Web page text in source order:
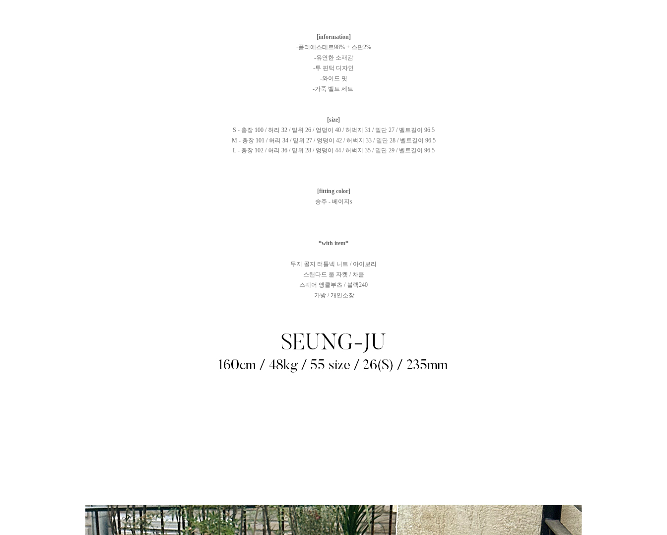
[information]
-폴리에스테르98% + 스판2%
-유연한 소재감
-투 핀턱 디자인
-와이드 핏
-가죽 벨트 세트
[size]
S - 총장 100 / 허리 32 / 밑위 26 / 엉덩이 40 / 허벅지 31 / 밑단 27 / 벨트길이 96.5
M - 총장 101 / 허리 34 / 밑위 27 / 엉덩이 42 / 허벅지 33 / 밑단 28 / 벨트길이 96.5
L - 총장 102 / 허리 36 / 밑위 28 / 엉덩이 44 / 허벅지 35 / 밑단 29 / 벨트길이 96.5
[fitting color]
승주 - 베이지s
*with item*
무지 골지 터틀넥 니트 / 아이보리
스탠다드 울 자켓 / 차콜
스퀘어 앵클부츠 / 블랙240
가방 / 개인소장